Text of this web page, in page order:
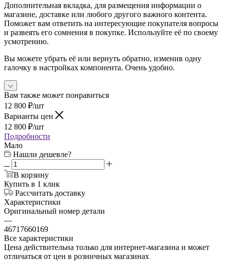
Дополнительная вкладка, для размещения информации о
магазине, доставке или любого другого важного контента.
Поможет вам ответить на интересующие покупателя вопросы
и развеять его сомнения в покупке. Используйте её по своему
усмотрению.
Вы можете убрать её или вернуть обратно, изменив одну
галочку в настройках компонента. Очень удобно.
Вам также может понравиться
12 800 ₽/шт
Варианты цен
12 800 ₽/шт
Подробности
Мало
Нашли дешевле?
В корзину
Купить в 1 клик
Рассчитать доставку
Характеристики
Оригинальный номер детали
—
46717660169
Все характеристики
Цена действительна только для интернет-магазина и может
отличаться от цен в розничных магазинах